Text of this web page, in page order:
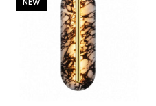
NEW